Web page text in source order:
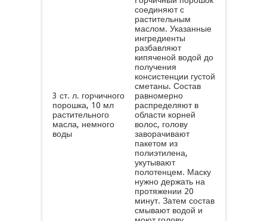
3 ст. л. горчичного
порошка, 10 мл
растительного
масла, немного
воды
соединяют с
растительным
маслом. Указанные
ингредиенты
разбавляют
кипяченой водой до
получения
консистенции густой
сметаны. Состав
равномерно
распределяют в
области корней
волос, голову
заворачивают
пакетом из
полиэтилена,
укутывают
полотенцем. Маску
нужно держать на
протяжении 20
минут. Затем состав
смывают водой и